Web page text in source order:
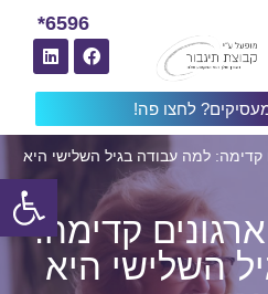
לחצו פה!
6596*
קדימה: למה עבודה בגיל השלישי היא
קדימה:
השלישי היא